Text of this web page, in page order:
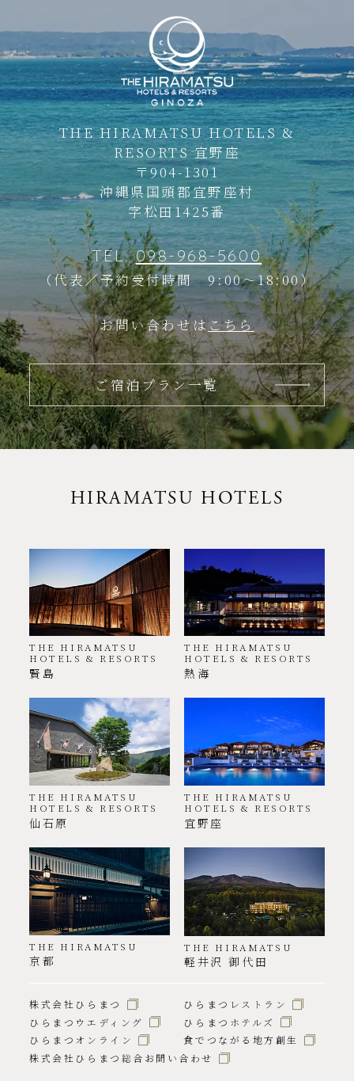
THE HIRAMATSU HOTELS &
RESORTS宜野座
〒904-1301
沖縄県国頭郡宜野座村
字松田1425番
TEL.098-968-5600
（代表／予約受付時間 9:00～18:00）
お問い合わせはこちら
ご宿泊プラン一覧
HIRAMATSU HOTELS
THE HIRAMATSU
HOTELS & RESORTS
賢島
THE HIRAMATSU
HOTELS & RESORTS
熱海
THE HIRAMATSU
HOTELS & RESORTS
仙石原
THE HIRAMATSU
HOTELS & RESORTS
宜野座
THE HIRAMATSU
京都
THE HIRAMATSU
軽井沢 御代田
株式会社ひらまつ
ひらまつレストラン
ひらまつウエディング
ひらまつホテルズ
ひらまつオンライン
食でつながる地方創生
株式会社ひらまつ総合お問い合わせ